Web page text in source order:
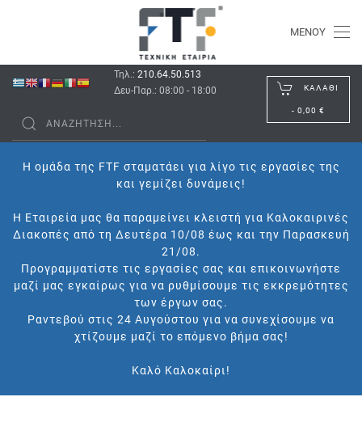
ΜΕΝΟΎ
Τηλ.: 210.64.50.513
Δευ-Παρ.: 08:00 - 18:00
ΚΑΛΆΘΙ
- 0,00 €
Η ομάδα της FTF σταματάει για λίγο τις εργασίες της
και γεμίζει δυνάμεις!
Η Εταιρεία μας θα παραμείνει κλειστή για Καλοκαιρινές
Διακοπές από τη Δευτέρα 10/08 έως και την Παρασκευή
21/08.
Προγραμματίστε τις εργασίες σας και επικοινωνήστε
μαζί μας εγκαίρως για να ρυθμίσουμε τις εκκρεμότητες
των έργων σας.
Ραντεβού στις 24 Αυγούστου για να συνεχίσουμε να
χτίζουμε μαζί το επόμενο βήμα σας!
Καλό Καλοκαίρι!